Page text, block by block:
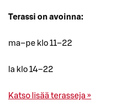
Terassi on avoinna:
ma–pe klo 11–22
la klo 14–22
Katso lisää terasseja »